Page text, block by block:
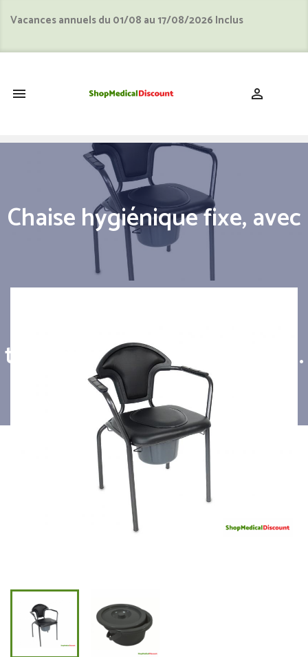
Vacances annuels du 01/08 au 17/08/2026 Inclus
 
Chaise hygiénique fixe, avec
tampon, vinyle noir, non feu.